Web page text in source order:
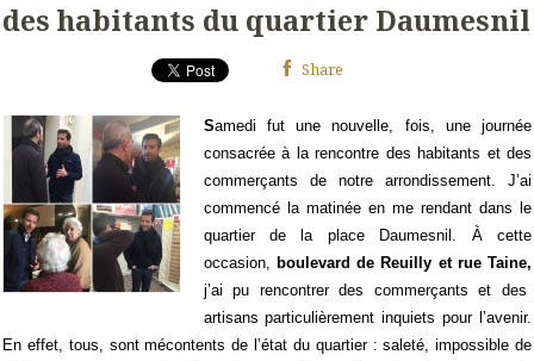
des habitants du quartier Daumesnil
Share
Samedi fut une nouvelle, fois, une journée
consacrée à la rencontre des habitants et des
commerçants de notre arrondissement. J’ai
commencé la matinée en me rendant dans le
quartier de la place Daumesnil. À cette
occasion,
boulevard de Reuilly et rue Taine,
j’ai pu rencontrer des commerçants et des
artisans particulièrement inquiets pour l’avenir.
En effet, tous, sont mécontents de l’état du quartier : saleté, impossible de